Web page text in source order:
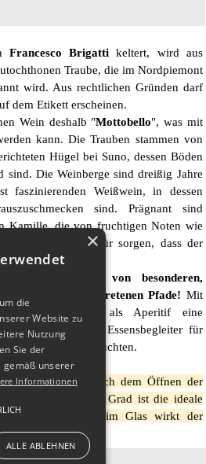
Francesco Brigatti keltert, wird aus
Traube, die im Nordpiemont
wird. Aus rechtlichen Gründen darf
dem Etikett erscheinen.
Wein deshalb "Mottobello", was mit
kann. Die Trauben stammen von
Hügel bei Suno, dessen Böden
sind. Die Weinberge sind dreißig Jahre
faszinierenden Weißwein, in dessen
sind. Prägnant sind
Kamille, die von fruchtigen Noten wie
werden, die dafür sorgen, dass der
alle Freunde von besonderen,
abseits der ausgetretenen Pfade! Mit
ist er nicht nur als Aperitif eine
auch ein idealer Essensbegleiter für
oder Meeresfrüchten.
etwas Zeit nach dem Öffnen der
nicht zu kalt! 12 Grad ist die ideale
dem Kühlschrank im Glas wirkt der
×
die
Website zu
Nutzung
Sie der
gemäß unserer
Informationen
ALLE ABLEHNEN